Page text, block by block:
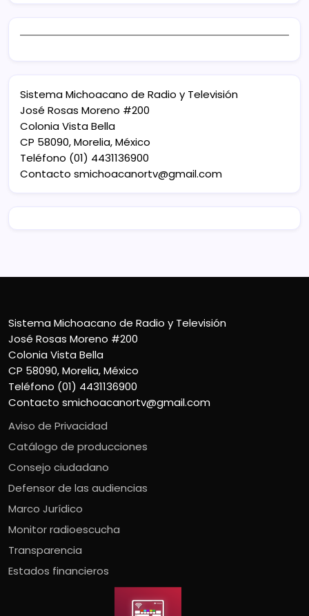
Sistema Michoacano de Radio y Televisión
José Rosas Moreno #200
Colonia Vista Bella
CP 58090, Morelia, México
Teléfono (01) 4431136900
Contacto smichoacanortv@gmail.com
Sistema Michoacano de Radio y Televisión
José Rosas Moreno #200
Colonia Vista Bella
CP 58090, Morelia, México
Teléfono (01) 4431136900
Contacto smichoacanortv@gmail.com
Aviso de Privacidad
Catálogo de producciones
Consejo ciudadano
Defensor de las audiencias
Marco Jurídico
Monitor radioescucha
Transparencia
Estados financieros